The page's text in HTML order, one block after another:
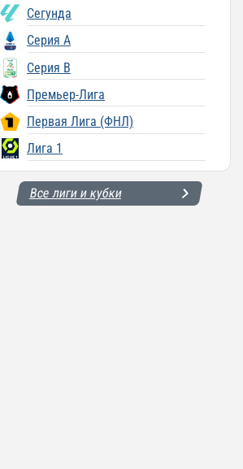
Сегунда
Серия A
Серия B
Премьер-Лига
Первая Лига (ФНЛ)
Лига 1
Все лиги и кубки